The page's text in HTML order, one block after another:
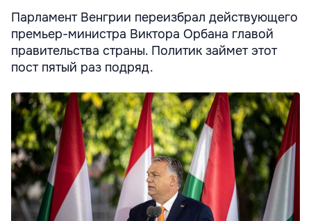
Парламент Венгрии переизбрал действующего
премьер-министра Виктора Орбана главой
правительства страны. Политик займет этот
пост пятый раз подряд.